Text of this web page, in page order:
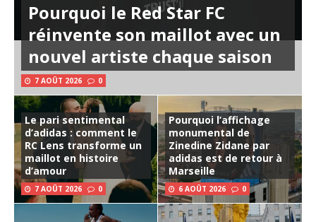
Pourquoi le Red Star FC
réinvente son maillot avec un
nouvel artiste chaque saison
7 AOÛT 2026 0
Le pari sentimental
d’adidas : comment le
RC Lens transforme un
maillot en histoire
d’amour
7 AOÛT 2026 0
Pourquoi l’affichage
monumental de
Zinedine Zidane par
adidas est de retour à
Marseille
6 AOÛT 2026 0